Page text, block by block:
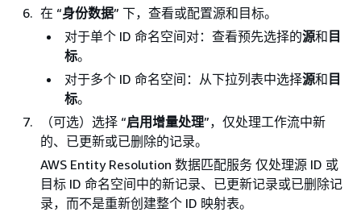
在 “身份数据” 下，查看或配置源和目标。
对于单个 ID 命名空间对：查看预先选择的源和目
标。
对于多个 ID 命名空间：从下拉列表中选择源和目
标。
（可选）选择 “启用增量处理”，仅处理工作流中新
的、已更新或已删除的记录。
AWS Entity Resolution 数据匹配服务 仅处理源 ID 或
目标 ID 命名空间中的新记录、已更新记录或已删除记
录，而不是重新创建整个 ID 映射表。